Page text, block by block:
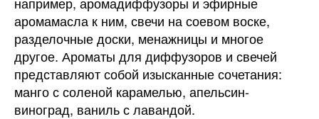
аромамасла к ним, свечи на соевом воске,
разделочные доски, менажницы и многое
другое. Ароматы для диффузоров и свечей
представляют собой изысканные сочетания:
манго с соленой карамелью, апельсин-
виноград, ваниль с лавандой.